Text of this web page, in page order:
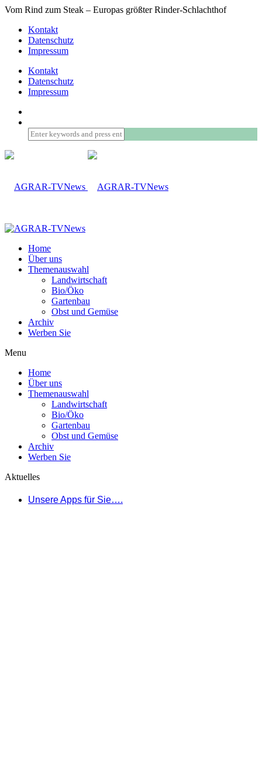
Vom Rind zum Steak – Europas größter Rinder-Schlachthof
Kontakt
Datenschutz
Impressum
Kontakt
Datenschutz
Impressum
Home
Über uns
Themenauswahl
Landwirtschaft
Bio/Öko
Gartenbau
Obst und Gemüse
Archiv
Werben Sie
Menu
Home
Über uns
Themenauswahl
Landwirtschaft
Bio/Öko
Gartenbau
Obst und Gemüse
Archiv
Werben Sie
Aktuelles
Unsere Apps für Sie….